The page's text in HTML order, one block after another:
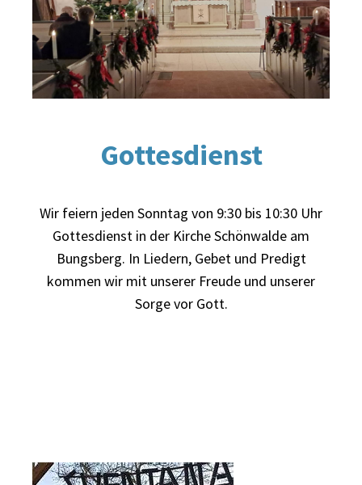
Gottesdienst
Wir feiern jeden Sonntag von 9:30 bis 10:30 Uhr
Gottesdienst in der Kirche Schönwalde am
Bungsberg. In Liedern, Gebet und Predigt
kommen wir mit unserer Freude und unserer
Sorge vor Gott.